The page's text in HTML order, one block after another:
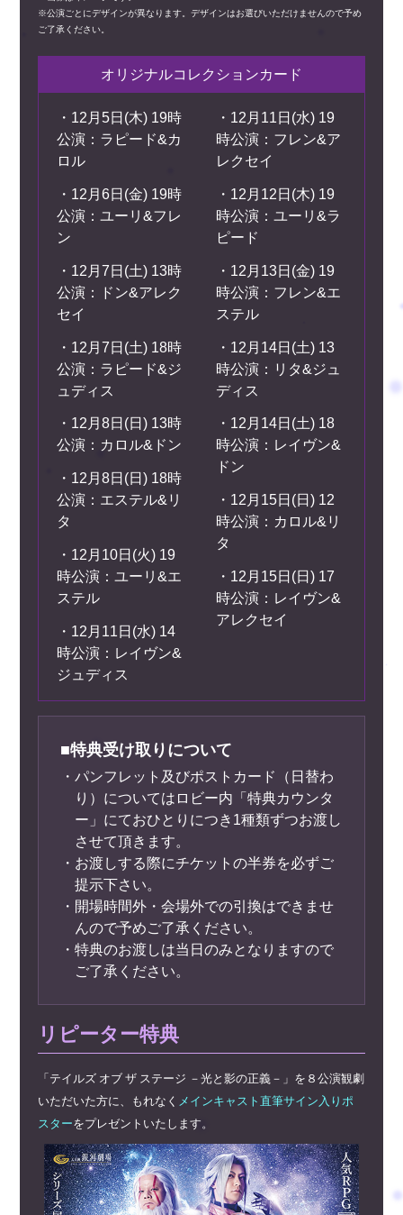
※公演ごとにデザインが異なります。デザインはお選びいただけませんので予め
ご了承ください。
オリジナルコレクションカード
・12月5日(木) 19時
公演：ラピード&カ
ロル
・12月6日(金) 19時
公演：ユーリ&フレ
ン
・12月7日(土) 13時
公演：ドン&アレク
セイ
・12月7日(土) 18時
公演：ラピード&ジ
ュディス
・12月8日(日) 13時
公演：カロル&ドン
・12月8日(日) 18時
公演：エステル&リ
タ
・12月10日(火) 19
時公演：ユーリ&エ
ステル
・12月11日(水) 14
時公演：レイヴン&
ジュディス
・12月11日(水) 19
時公演：フレン&ア
レクセイ
・12月12日(木) 19
時公演：ユーリ&ラ
ピード
・12月13日(金) 19
時公演：フレン&エ
ステル
・12月14日(土) 13
時公演：リタ&ジュ
ディス
・12月14日(土) 18
時公演：レイヴン&
ドン
・12月15日(日) 12
時公演：カロル&リ
タ
・12月15日(日) 17
時公演：レイヴン&
アレクセイ
■特典受け取りについて
・パンフレット及びポストカード（日替わ
り）についてはロビー内「特典カウンタ
ー」にておひとりにつき1種類ずつお渡し
させて頂きます。
・お渡しする際にチケットの半券を必ずご
提示下さい。
・開場時間外・会場外での引換はできませ
んので予めご了承ください。
・特典のお渡しは当日のみとなりますので
ご了承ください。
リピーター特典
「テイルズ オブ ザ ステージ －光と影の正義－」を８公演観劇
いただいた方に、
もれなく メインキャスト直筆サイン入りポ
スターをプレゼントいたします。